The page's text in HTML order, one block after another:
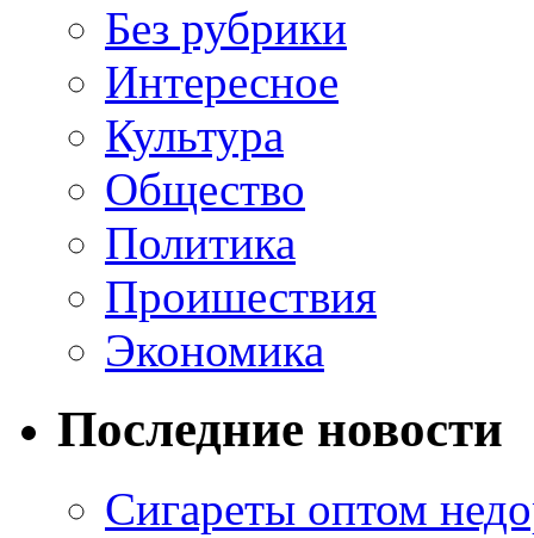
Без рубрики
Интересное
Культура
Общество
Политика
Проишествия
Экономика
Последние новости
Сигареты оптом